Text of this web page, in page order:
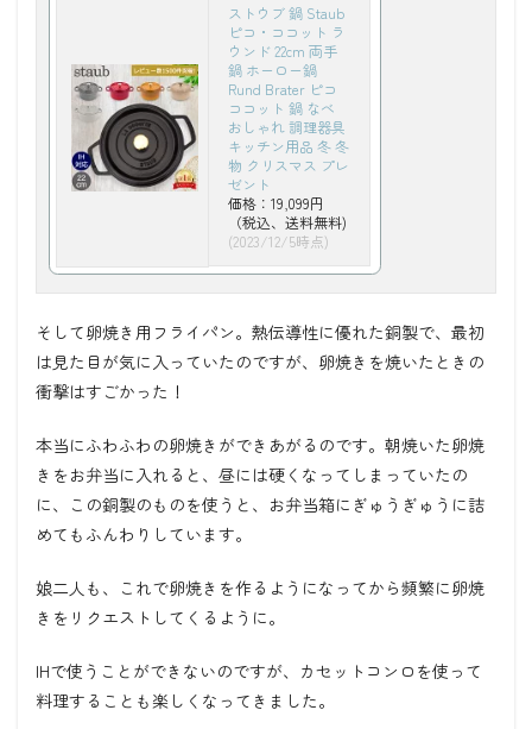
ストウブ 鍋 Staub
ピコ・ココット ラ
ウンド 22cm 両手
鍋 ホーロー鍋
Rund Brater ピコ
ココット 鍋 なべ
おしゃれ 調理器具
キッチン用品 冬 冬
物 クリスマス プレ
ゼント
価格：19,099円
（税込、送料無料)
(2023/12/5時点)
そして卵焼き用フライパン。熱伝導性に優れた銅製で、最初
は見た目が気に入っていたのですが、卵焼きを焼いたときの
衝撃はすごかった！
本当にふわふわの卵焼きができあがるのです。朝焼いた卵焼
きをお弁当に入れると、昼には硬くなってしまっていたの
に、この銅製のものを使うと、お弁当箱にぎゅうぎゅうに詰
めてもふんわりしています。
娘二人も、これで卵焼きを作るようになってから頻繁に卵焼
きをリクエストしてくるように。
IHで使うことができないのですが、カセットコンロを使って
料理することも楽しくなってきました。